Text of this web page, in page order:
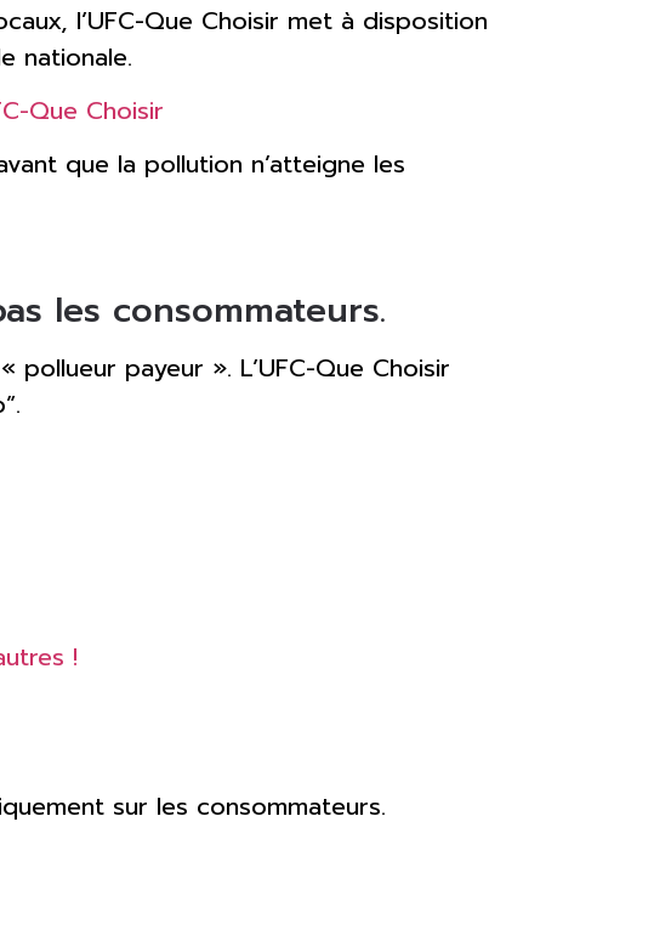
l’UFC-Que Choisir met à disposition
nationale.
Que Choisir
que la pollution n’atteigne les
les consommateurs.
payeur ». L’UFC-Que Choisir
!
sur les consommateurs.